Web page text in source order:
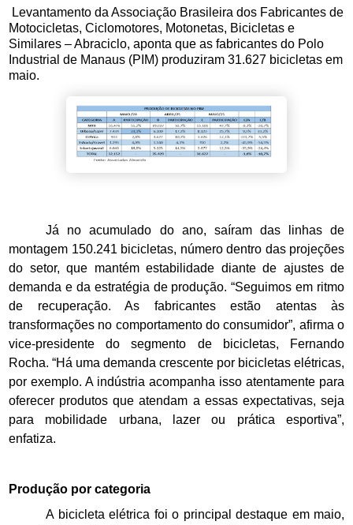
Levantamento da Associação Brasileira dos Fabricantes de
Motocicletas, Ciclomotores, Motonetas, Bicicletas e
Similares – Abraciclo, aponta que as fabricantes do Polo
Industrial de Manaus (PIM) produziram 31.627 bicicletas em
maio.
Já no acumulado do ano, saíram das linhas de
montagem 150.241 bicicletas, número dentro das projeções
do setor, que mantém estabilidade diante de ajustes de
demanda e da estratégia de produção. “Seguimos em ritmo
de recuperação. As fabricantes estão atentas às
transformações no comportamento do consumidor”, afirma o
vice-presidente do segmento de bicicletas, Fernando
Rocha. “Há uma demanda crescente por bicicletas elétricas,
por exemplo. A indústria acompanha isso atentamente para
oferecer produtos que atendam a essas expectativas, seja
para mobilidade urbana, lazer ou prática esportiva”,
enfatiza.
Produção por categoria
A bicicleta elétrica foi o principal destaque em maio,